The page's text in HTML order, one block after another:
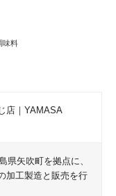
味料
店｜YAMASA
県矢吹町を拠点に、
加工製造と販売を行